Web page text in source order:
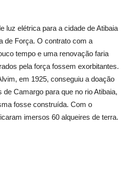
luz elétrica para a cidade de Atibaia
de Força. O contrato com a
tempo e uma renovação faria
pela força fossem exorbitantes.
em 1925, conseguiu a doação
Camargo para que no rio Atibaia,
fosse construída. Com o
imersos 60 alqueires de terra.